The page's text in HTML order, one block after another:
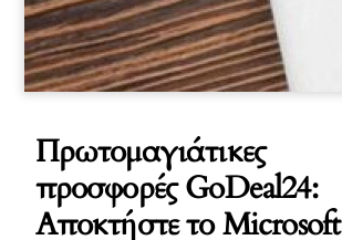
Πρωτομαγιάτικες
προσφορές GoDeal24:
Αποκτήστε το Microsoft